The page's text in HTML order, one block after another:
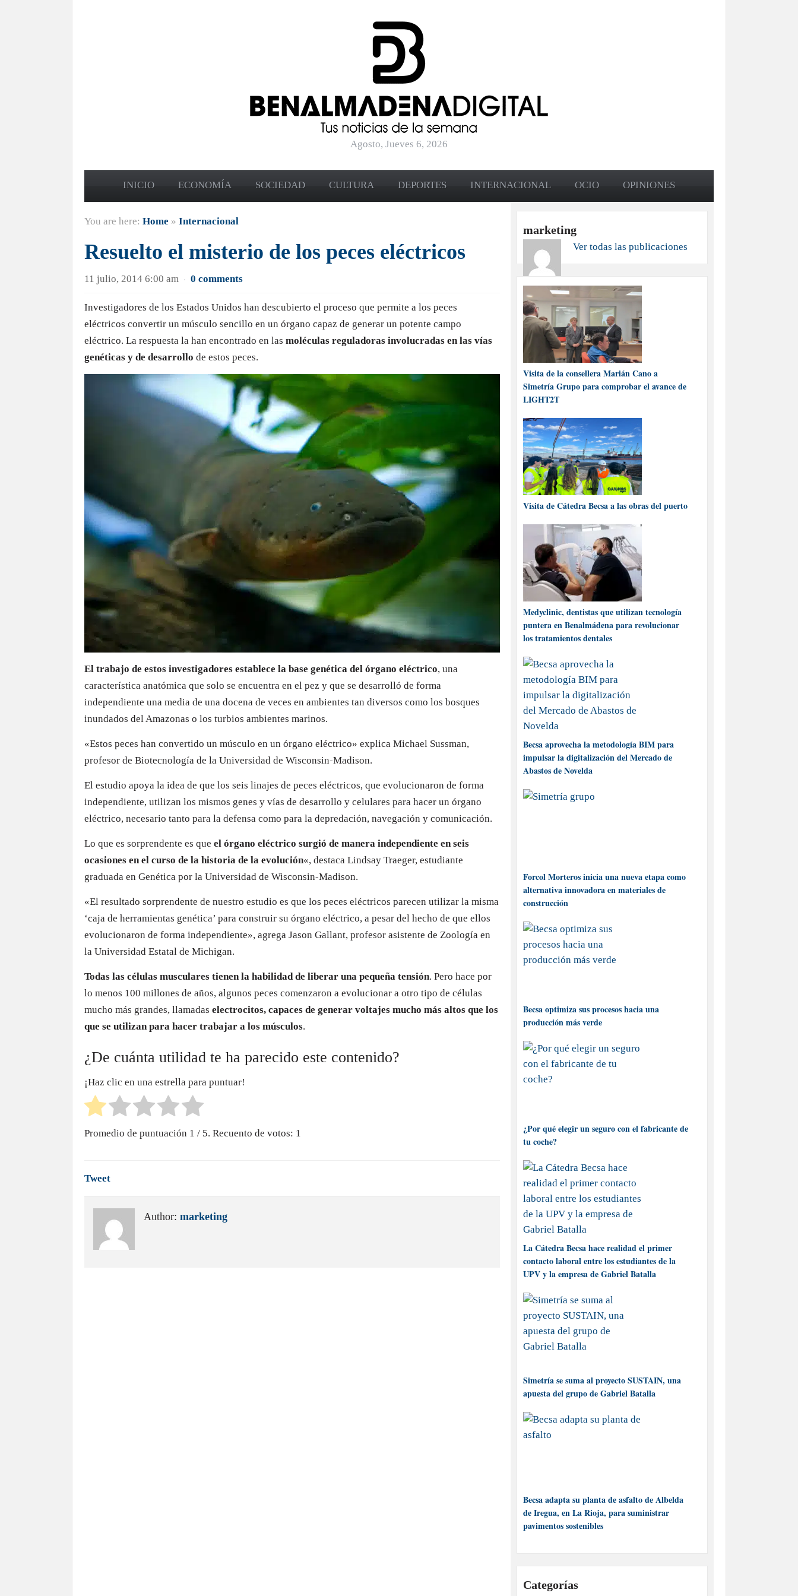
Agosto, Jueves 6, 2026
INICIO ECONOMÍA SOCIEDAD CULTURA DEPORTES INTERNACIONAL OCIO OPINIONES
You are here: Home » Internacional
Resuelto el misterio de los peces eléctricos
11 julio, 2014 6:00 am · 0 comments
Investigadores de los Estados Unidos han descubierto el proceso que permite a los peces
eléctricos convertir un músculo sencillo en un órgano capaz de generar un potente campo
eléctrico. La respuesta la han encontrado en las moléculas reguladoras involucradas en las vías
genéticas y de desarrollo de estos peces.
El trabajo de estos investigadores establece la base genética del órgano eléctrico, una
característica anatómica que solo se encuentra en el pez y que se desarrolló de forma
independiente una media de una docena de veces en ambientes tan diversos como los bosques
inundados del Amazonas o los turbios ambientes marinos.
«Estos peces han convertido un músculo en un órgano eléctrico» explica Michael Sussman,
profesor de Biotecnología de la Universidad de Wisconsin-Madison.
El estudio apoya la idea de que los seis linajes de peces eléctricos, que evolucionaron de forma
independiente, utilizan los mismos genes y vías de desarrollo y celulares para hacer un órgano
eléctrico, necesario tanto para la defensa como para la depredación, navegación y comunicación.
Lo que es sorprendente es que el órgano eléctrico surgió de manera independiente en seis
ocasiones en el curso de la historia de la evolución«, destaca Lindsay Traeger, estudiante
graduada en Genética por la Universidad de Wisconsin-Madison.
«El resultado sorprendente de nuestro estudio es que los peces eléctricos parecen utilizar la misma
‘caja de herramientas genética’ para construir su órgano eléctrico, a pesar del hecho de que ellos
evolucionaron de forma independiente», agrega Jason Gallant, profesor asistente de Zoología en
la Universidad Estatal de Michigan.
Todas las células musculares tienen la habilidad de liberar una pequeña tensión. Pero hace por
lo menos 100 millones de años, algunos peces comenzaron a evolucionar a otro tipo de células
mucho más grandes, llamadas electrocitos, capaces de generar voltajes mucho más altos que los
que se utilizan para hacer trabajar a los músculos.
¿De cuánta utilidad te ha parecido este contenido?
¡Haz clic en una estrella para puntuar!
Promedio de puntuación 1 / 5. Recuento de votos: 1
Tweet
Author: marketing
marketing
Ver todas las publicaciones
Visita de la consellera Marián Cano a
Simetría Grupo para comprobar el avance de
LIGHT2T
Visita de Cátedra Becsa a las obras del puerto
Medyclinic, dentistas que utilizan tecnología
puntera en Benalmádena para revolucionar
los tratamientos dentales
Becsa aprovecha la metodología BIM para
impulsar la digitalización del Mercado de
Abastos de Novelda
Forcol Morteros inicia una nueva etapa como
alternativa innovadora en materiales de
construcción
Becsa optimiza sus procesos hacia una
producción más verde
¿Por qué elegir un seguro con el fabricante de
tu coche?
La Cátedra Becsa hace realidad el primer
contacto laboral entre los estudiantes de la
UPV y la empresa de Gabriel Batalla
Simetría se suma al proyecto SUSTAIN, una
apuesta del grupo de Gabriel Batalla
Becsa adapta su planta de asfalto de Albelda
de Iregua, en La Rioja, para suministrar
pavimentos sostenibles
Categorías